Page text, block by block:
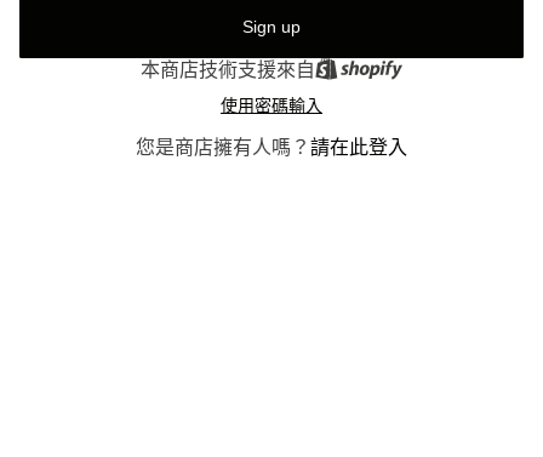
Sign up
本商店技術支援來自
使用密碼輸入
您是商店擁有人嗎？ 請在此登入